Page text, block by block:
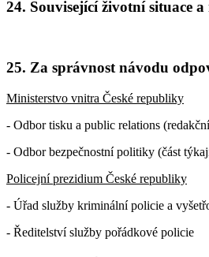
24. Související životní situace
25. Za správnost návodu
Ministerstvo vnitra České republiky
- Odbor tisku a public relations
- Odbor bezpečnostní politiky (část
Policejní prezidium České republiky
- Úřad služby kriminální policie a
- Ředitelství služby pořádkové policie